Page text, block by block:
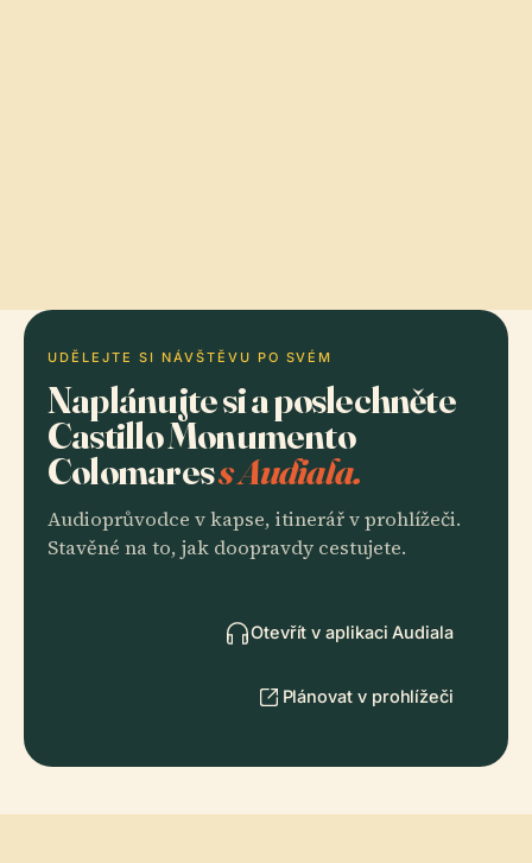
UDĚLEJTE SI NÁVŠTĚVU PO SVÉM
Naplánujte si a poslechněte
Castillo Monumento
Colomaress Audiala.
Audioprůvodce v kapse, itinerář v prohlížeči.
Stavěné na to, jak doopravdy cestujete.
Otevřít v aplikaci Audiala
Plánovat v prohlížeči